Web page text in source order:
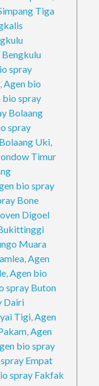
Tiga
spray
,Agen bio
bio spray
Bolaang
spray
Uki,
Timur
bio spray
Bone
Digoel
Muara
,Agen
,Agen bio
spray Buton
Dairi
Tigi,Agen
,Agen
bio spray
Empat
spray Fakfak